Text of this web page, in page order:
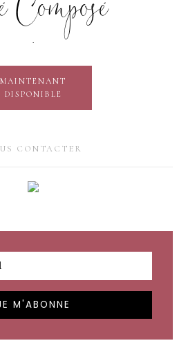
.
MAINTENANT
DISPONIBLE
CONTACTER